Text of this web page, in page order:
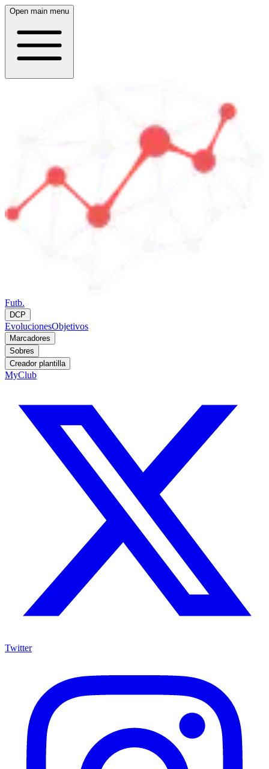
Open main menu
Futb.
DCP
EvolucionesObjetivos
Marcadores
Sobres
Creador plantilla
MyClub
Twitter